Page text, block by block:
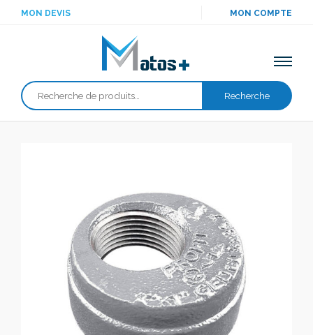
MON DEVIS MON COMPTE
Recherche
Recherche